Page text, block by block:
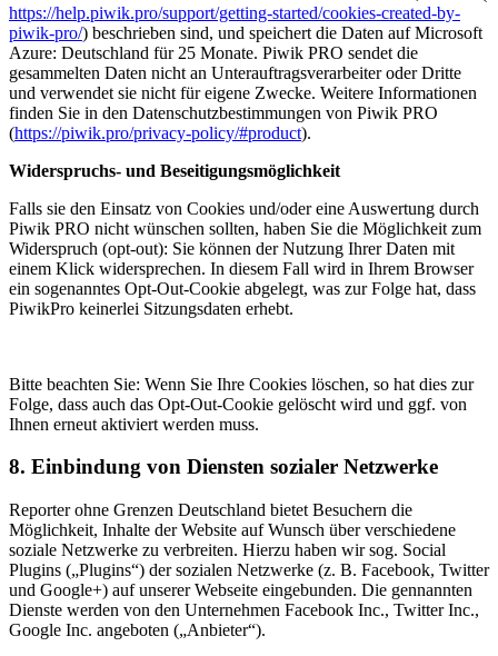
https://help.piwik.pro/support/getting-started/cookies-created-by-
piwik-pro/) beschrieben sind, und speichert die Daten auf Microsoft
Azure: Deutschland für 25 Monate. Piwik PRO sendet die
gesammelten Daten nicht an Unterauftragsverarbeiter oder Dritte
und verwendet sie nicht für eigene Zwecke. Weitere Informationen
finden Sie in den Datenschutzbestimmungen von Piwik PRO
(https://piwik.pro/privacy-policy/#product).
Widerspruchs- und Beseitigungsmöglichkeit
Falls sie den Einsatz von Cookies und/oder eine Auswertung durch
Piwik PRO nicht wünschen sollten, haben Sie die Möglichkeit zum
Widerspruch (opt-out): Sie können der Nutzung Ihrer Daten mit
einem Klick widersprechen. In diesem Fall wird in Ihrem Browser
ein sogenanntes Opt-Out-Cookie abgelegt, was zur Folge hat, dass
PiwikPro keinerlei Sitzungsdaten erhebt.
Bitte beachten Sie: Wenn Sie Ihre Cookies löschen, so hat dies zur
Folge, dass auch das Opt-Out-Cookie gelöscht wird und ggf. von
Ihnen erneut aktiviert werden muss.
8. Einbindung von Diensten sozialer Netzwerke
Reporter ohne Grenzen Deutschland bietet Besuchern die
Möglichkeit, Inhalte der Website auf Wunsch über verschiedene
soziale Netzwerke zu verbreiten. Hierzu haben wir sog. Social
Plugins („Plugins“) der sozialen Netzwerke (z. B. Facebook, Twitter
und Google+) auf unserer Webseite eingebunden. Die gennannten
Dienste werden von den Unternehmen Facebook Inc., Twitter Inc.,
Google Inc. angeboten („Anbieter“).